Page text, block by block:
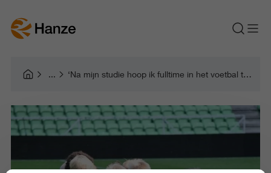
‘Na mijn studie hoop ik fulltime in het voetbal te kunnen werken’